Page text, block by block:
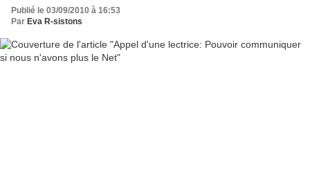
Publié le 03/09/2010 à 16:53
Par Eva R-sistons